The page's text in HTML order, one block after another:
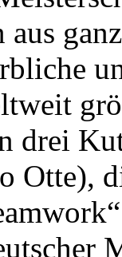
aus
drei
Otte),